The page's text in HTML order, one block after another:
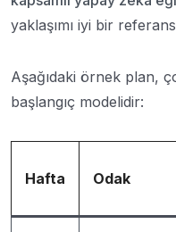
yaklaşımı iyi bir
Aşağıdaki örnek plan,
başlangıç modelidir:
Hafta Odak